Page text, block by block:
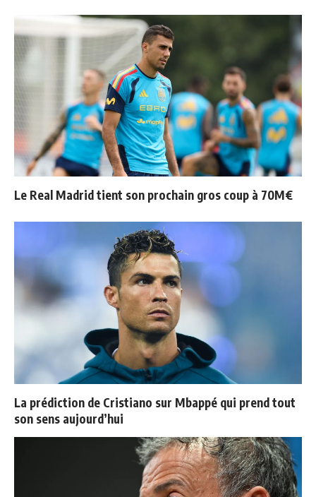
Le Real Madrid tient son prochain gros coup à 70M€
La prédiction de Cristiano sur Mbappé qui prend tout
son sens aujourd’hui